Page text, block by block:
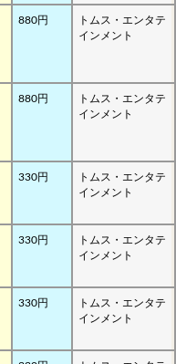
880円
トムス・エンタテ
インメント
880円
トムス・エンタテ
インメント
330円
トムス・エンタテ
インメント
330円
トムス・エンタテ
インメント
330円
トムス・エンタテ
インメント